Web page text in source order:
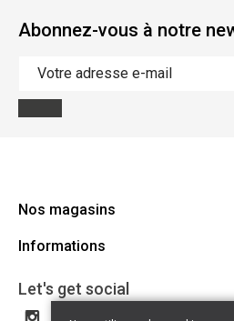
Abonnez-vous à notre
Nos magasins
Cycles Arnold Kontz Gare /
+352 40 96 74 214 / +352 40 96 74 215
Informations
Conditions générales
Avertissement
Let's get social